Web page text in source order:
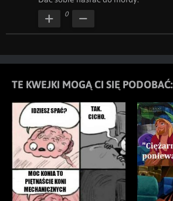
0
TE KWEJKI MOGĄ CI SIĘ PODOBAĆ: